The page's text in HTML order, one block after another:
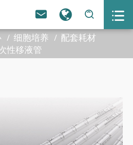
  
细胞培养
配套耗材
性移液管